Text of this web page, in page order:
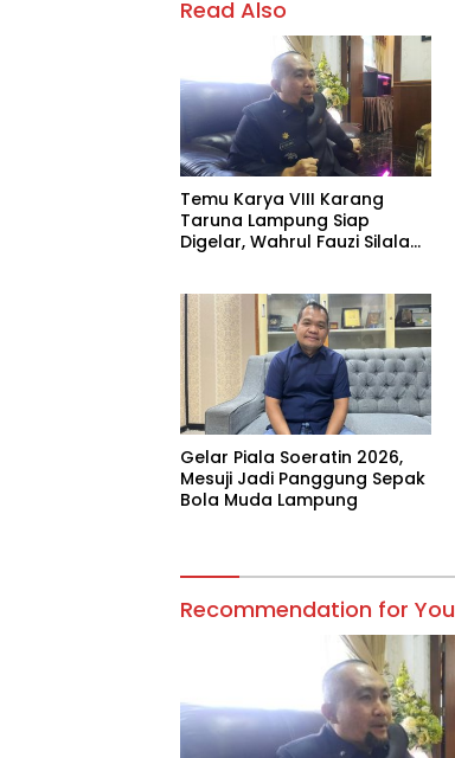
Read Also
Temu Karya VIII Karang
Taruna Lampung Siap
Digelar, Wahrul Fauzi Silalahi
Gelar Piala Soeratin 2026,
Mesuji Jadi Panggung Sepak
Bola Muda Lampung
Recommendation for You